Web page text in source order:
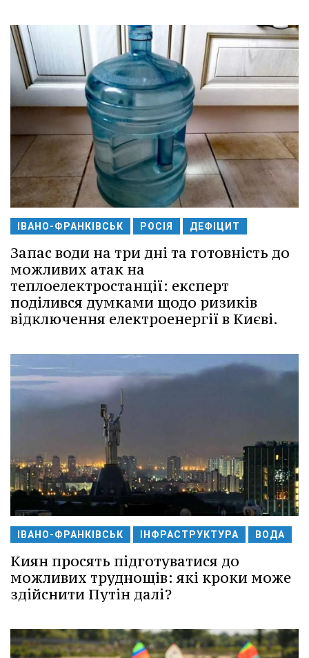
ІВАНО-ФРАНКІВСЬК РОСІЯ ДЕФІЦИТ
Запас води на три дні та готовність до
можливих атак на
теплоелектростанції: експерт
поділився думками щодо ризиків
відключення електроенергії в Києві.
ІВАНО-ФРАНКІВСЬК ІНФРАСТРУКТУРА ВОДА
Киян просять підготуватися до
можливих труднощів: які кроки може
здійснити Путін далі?